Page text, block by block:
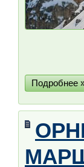
Подробнее